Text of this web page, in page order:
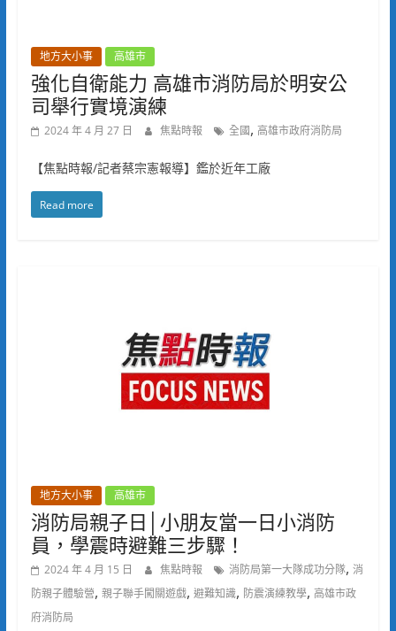
地方大小事 高雄市
強化自衛能力 高雄市消防局於明安公
司舉行實境演練
2024 年 4 月 27 日 焦點時報 全國, 高雄市政府消防局
【焦點時報/記者蔡宗憲報導】鑑於近年工廠
Read more
地方大小事 高雄市
消防局親子日│小朋友當一日小消防
員，學震時避難三步驟！
2024 年 4 月 15 日 焦點時報 消防局第一大隊成功分隊, 消
防親子體驗營, 親子聯手闖關遊戲, 避難知識, 防震演練教學, 高雄市政
府消防局